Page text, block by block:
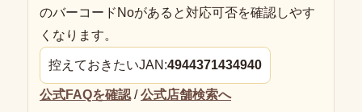
のバーコードNoがあると対応可否を確認しやす
くなります。
控えておきたいJAN:4944371434940
公式FAQを確認 /公式店舗検索へ